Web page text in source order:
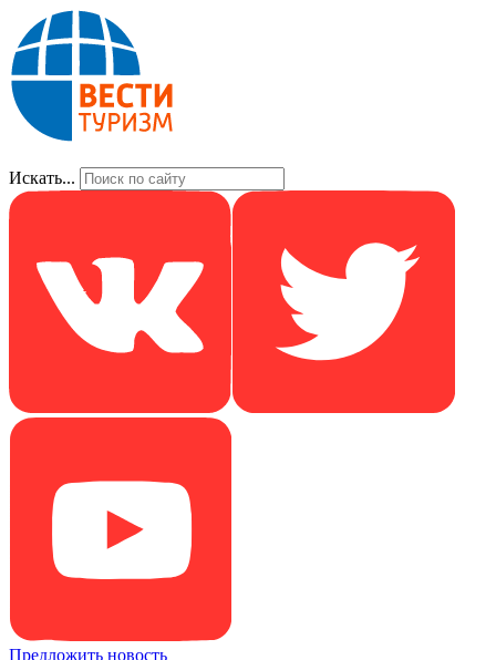
Искать...
Предложить новость